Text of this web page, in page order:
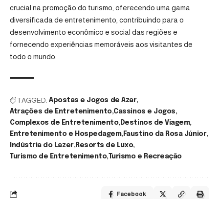
crucial na promoção do turismo, oferecendo uma gama
diversificada de entretenimento, contribuindo para o
desenvolvimento econômico e social das regiões e
fornecendo experiências memoráveis aos visitantes de
todo o mundo.
TAGGED: Apostas e Jogos de Azar
Atrações de Entretenimento Cassinos e Jogos
Complexos de Entretenimento Destinos de Viagem
Entretenimento e Hospedagem Faustino da Rosa Júnior
Indústria do Lazer Resorts de Luxo
Turismo de Entretenimento Turismo e Recreação
Facebook